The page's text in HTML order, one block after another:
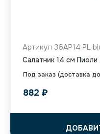
Под заказ (доставка
Артикул 36AP14 PL
Салатник 14 см Пиоли
882 ₽